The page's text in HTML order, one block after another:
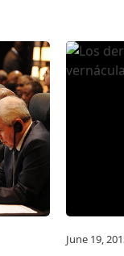
June 19,